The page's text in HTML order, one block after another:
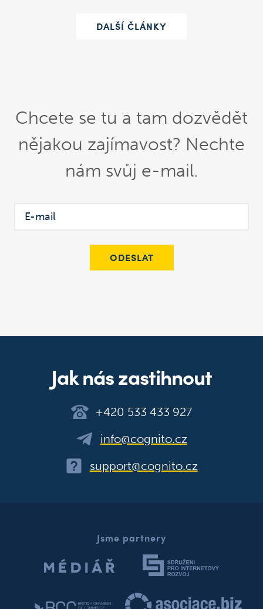
DALŠÍ ČLÁNKY
Chcete se tu a tam dozvědět
nějakou zajímavost? Nechte
nám svůj e-mail.
ODESLAT
Jak nás zastihnout
+420 533 433 927
info@cognito.cz
support@cognito.cz
Jsme partnery